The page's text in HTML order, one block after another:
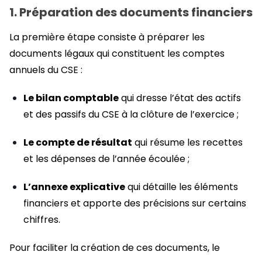
1. Préparation des documents financiers
La première étape consiste à préparer les
documents légaux qui constituent les comptes
annuels du CSE :
Le bilan comptablequi dresse l’état des actifs
et des passifs du CSE à la clôture de l’exercice ;
Le compte de résultat qui résume les recettes
et les dépenses de l’année écoulée ;
L’annexe explicativequi détaille les éléments
financiers et apporte des précisions sur certains
chiffres.
Pour faciliter la création de ces documents, le